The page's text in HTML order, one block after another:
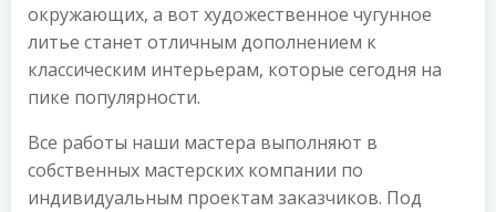
окружающих, а вот художественное чугунное
литье станет отличным дополнением к
классическим интерьерам, которые сегодня на
пике популярности.
Все работы наши мастера выполняют в
собственных мастерских компании по
индивидуальным проектам заказчиков. Под